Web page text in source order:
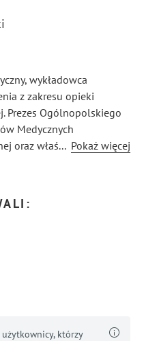
wykładowca
z zakresu opieki
Prezes Ogólnopolskiego
Medycznych
oraz właściciel Centrum
własnym
... Pokaż więcej
którzy